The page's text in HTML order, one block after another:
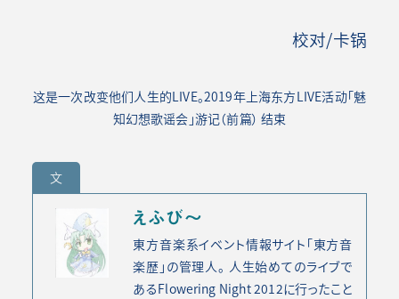
校对/卡锅
这是一次改变他们人生的LIVE。2019年上海东方LIVE活动「魅
知幻想歌谣会」游记（前篇） 结束
文
えふび～
東方音楽系イベント情報サイト「東方音
楽歴」の管理人。 人生始めてのライブで
あるFlowering Night 2012に行ったこと